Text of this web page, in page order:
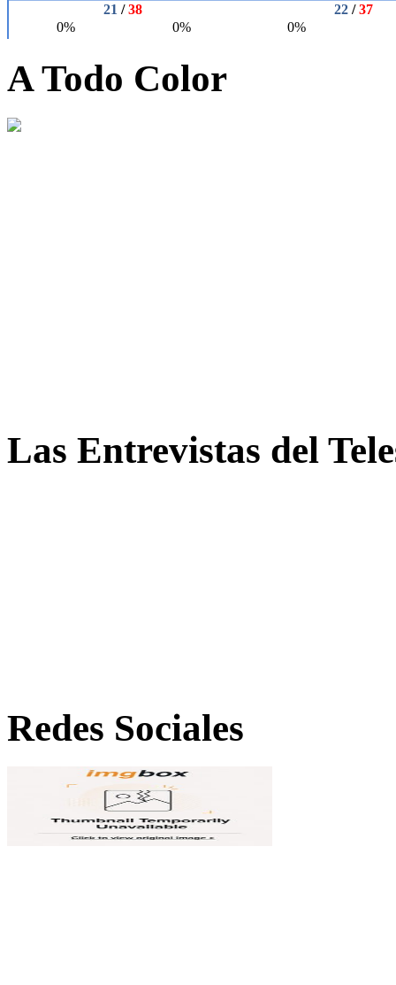
A Todo Color
Las Entrevistas del
Redes Sociales